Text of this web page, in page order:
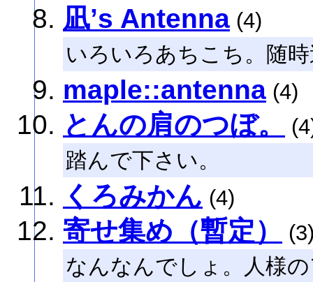
凪’s Antenna (4)
いろいろあちこち。随
maple::antenna (4)
とんの肩のつぼ。
踏んで下さい。
くろみかん (4)
寄せ集め（暫定）
なんなんでしょ。人様